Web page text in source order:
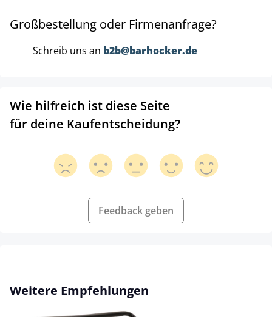
Großbestellung oder Firmenanfrage?
Schreib uns an b2b@barhocker.de
Wie hilfreich ist diese Seite
für deine Kaufentscheidung?
Feedback geben
Produktgalerie überspringen
Weitere Empfehlungen